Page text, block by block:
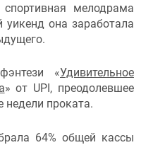
мелодрама
она заработала
«Удивительное
» от UPI, преодолевшее
недели проката.
64% общей кассы